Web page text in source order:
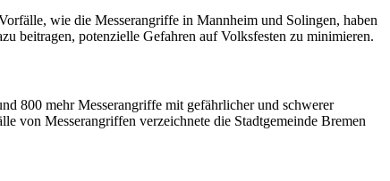
wie die Messerangriffe in Mannheim und Solingen, haben
beitragen, potenzielle Gefahren auf Volksfesten zu minimieren.
800 mehr Messerangriffe mit gefährlicher und schwerer
von Messerangriffen verzeichnete die Stadtgemeinde Bremen